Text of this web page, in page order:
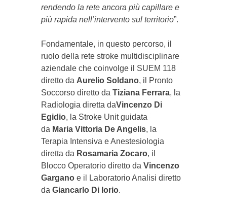
rendendo la rete ancora più capillare e
più rapida nell’intervento sul territorio”.
Fondamentale, in questo percorso, il
ruolo della rete stroke multidisciplinare
aziendale che coinvolge il SUEM 118
diretto da Aurelio Soldano, il Pronto
Soccorso diretto da Tiziana Ferrara, la
Radiologia diretta daVincenzo Di
Egidio, la Stroke Unit guidata
da Maria Vittoria De Angelis, la
Terapia Intensiva e Anestesiologia
diretta da Rosamaria Zocaro, il
Blocco Operatorio diretto da Vincenzo
Garganoe il Laboratorio Analisi diretto
da Giancarlo Di Iorio.